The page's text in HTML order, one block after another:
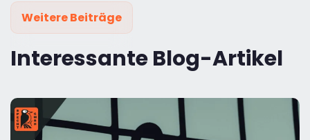
Weitere Beiträge
Interessante Blog-Artikel